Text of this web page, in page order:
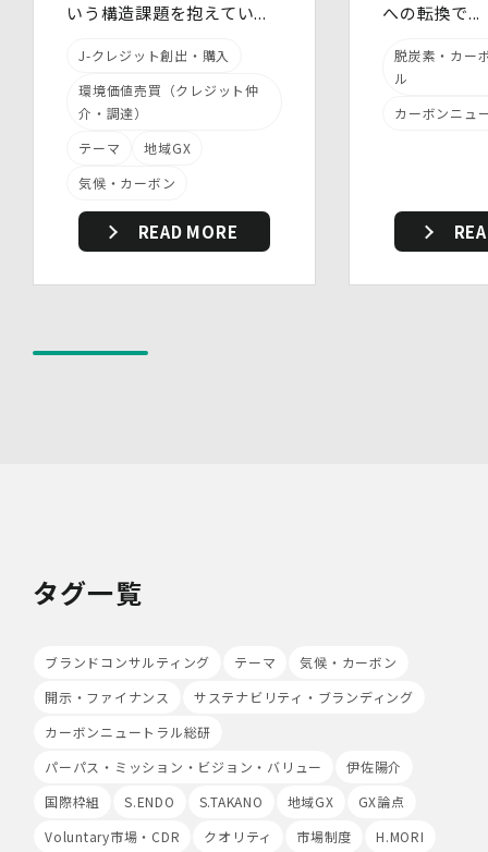
員に定期的な研修を実施しています。
則に規定しています。
・個人データを取扱う区域において、従業員の入退室管理
及び持ち込む機器等の制限を行うとともに、権限を有しな
い者による個人データの閲覧を防止する措置を講じていま
・個人データを取り扱う機器、電子媒体及び書類等の盗難
又は紛失等を防止するための措置を講じています。
・事務所内外の移動を含め、個人情報を取り扱う機器、電
子媒体及び書類等を持ち運ぶ場合、容易に個人情報が判明
・個人データを取り扱う情報システムについて、外部から
め、第三者の運営するツールから当社サイトを訪れる前に
クリックされている広告の情報(クリック日や広告掲載サ
Cookieの使用は任意ですが、受け入れを拒否した場合
は、当社サービス等のご利用ができない場合があります。
このほか当社では、広告・マーケティング活動のため、第
三者配信事業者が提供するサービスを利用することがあり
8.Google Analyticsの利用
「Google社」といいます。）の提供するGoogle
いう構造課題を抱えてい...
J-クレジット創出・購入
環境価値売買（クレジット仲
介・調達）
テーマ
地域GX
気候・カーボン
READ MORE
への転換で...
脱炭素・カー
ル
カーボンニュ
タグ一覧
ブランドコンサルティング テーマ
気候・カーボン
開示・ファイナンス
サステナビリティ・ブランディング
カーボンニュートラル総研
パーパス・ミッション・ビジョン・バリュー
伊佐陽介
国際枠組
S.ENDO S.TAKANO 地域GX
GX論点
Voluntary市場・CDR
クオリティ 市場制度
H.MORI